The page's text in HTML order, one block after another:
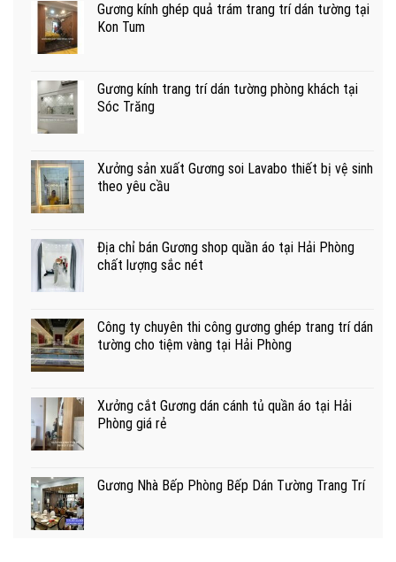
Gương kính ghép quả trám trang trí dán tường tại
Kon Tum
Gương kính trang trí dán tường phòng khách tại
Sóc Trăng
Xưởng sản xuất Gương soi Lavabo thiết bị vệ sinh
theo yêu cầu
Địa chỉ bán Gương shop quần áo tại Hải Phòng
chất lượng sắc nét
Công ty chuyên thi công gương ghép trang trí dán
tường cho tiệm vàng tại Hải Phòng
Xưởng cắt Gương dán cánh tủ quần áo tại Hải
Phòng giá rẻ
Gương Nhà Bếp Phòng Bếp Dán Tường Trang Trí